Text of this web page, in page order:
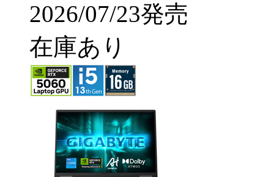
2026/07/23発売
在庫あり